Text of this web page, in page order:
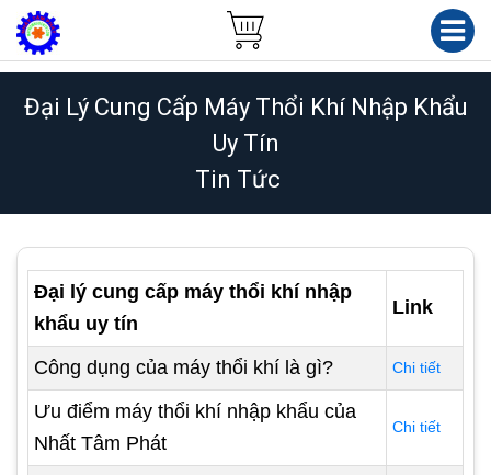
Đại Lý Cung Cấp Máy Thổi Khí Nhập Khẩu
Uy Tín
Tin Tức
Đại lý cung cấp máy thổi khí nhập
khẩu uy tín
Link
Công dụng của máy thổi khí là gì? Chi tiết
Ưu điểm máy thổi khí nhập khẩu của
Nhất Tâm Phát
Chi tiết